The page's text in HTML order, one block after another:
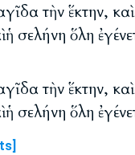
τὴν ἕκτην,
ἡ σελήνη ὅλη
τὴν ἕκτην,
ἡ σελήνη ὅλη